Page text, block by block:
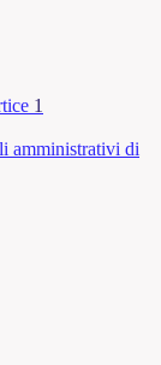
1
amministrativi di